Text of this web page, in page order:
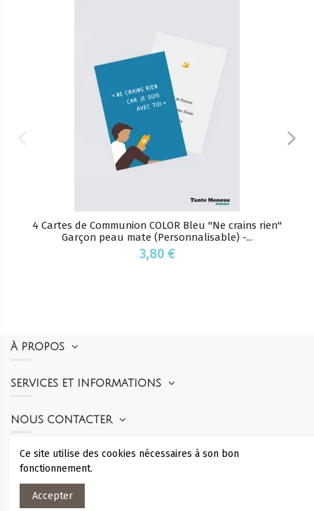
4 Cartes de Communion COLOR Bleu "Ne crains rien"
Garçon peau mate (Personnalisable) -...
3,80 €
À PROPOS
SERVICES ET INFORMATIONS
NOUS CONTACTER
SUIVEZ-NOUS
Ce site utilise des cookies nécessaires à son bon
fonctionnement.
Accepter